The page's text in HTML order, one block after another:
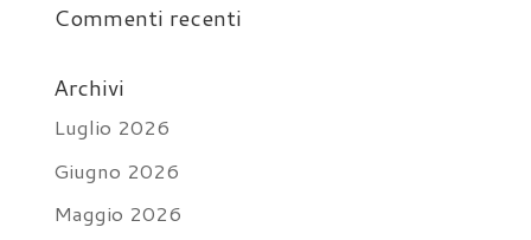
Commenti recenti
Archivi
Luglio 2026
Giugno 2026
Maggio 2026